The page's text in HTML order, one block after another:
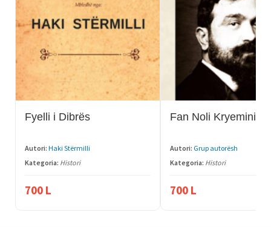
Fyelli i Dibrës
Autori: Haki Stërmilli
Kategoria: Histori
700 L
Fan Noli
Autori: Grup autorësh
Kategoria: Histori
700 L